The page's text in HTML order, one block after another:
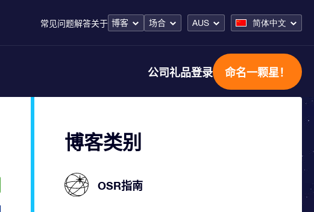
常见问题解答关于 博客 场合 AUS 简体中文
公司礼品登录 命名一颗星！
博客类别
OSR指南